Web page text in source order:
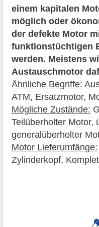
einem kapitalen
möglich oder
der defekte Motor
funktionstüchtigen
werden. Meistens
Austauschmotor
Ähnliche Begriffe:
ATM, Ersatzmotor,
Mögliche Zustände:
Teilüberholter Motor,
generalüberholter
Motor Lieferumfänge:
Zylinderkopf,